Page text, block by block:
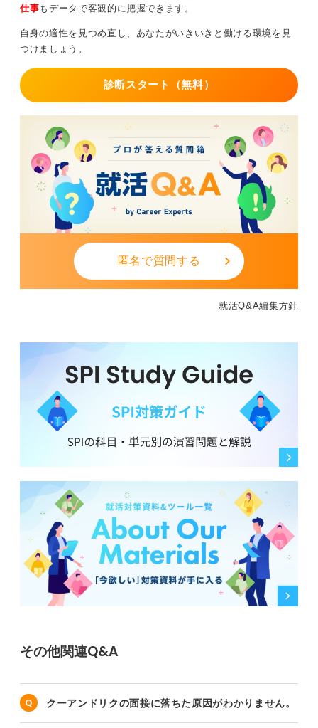
気持ちを切り替えて通常の選考に進めば良く、影響を過
落ちた理由を深く考えず「ご縁がなかった」と受け止め
てみることや、大学のキャリアセンターや教授に相談し
また、面接での不安点や改善点を整理し練習を重ね、ス
ケジュールの立て直しをおこなうなど、次のステップへ
落ち着いて進みましょう。
0
仕事もデータで客観的に把握できます。
自身の適性を見つめ直し、あなたがいきいきと働ける環境を見
つけましょう。
診断スタート（無料）
匿名で質問する
就活Q&A編集方針
その他関連Q&A
クーアンドリクの面接に落ちた原因がわかりません。